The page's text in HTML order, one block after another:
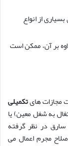
بسیاری از انواع
بر آن، ممکن است
مجازات هایتکمیلی
به شغل معین) یا
سارق در نظر گرفته
مجرم اعمال می